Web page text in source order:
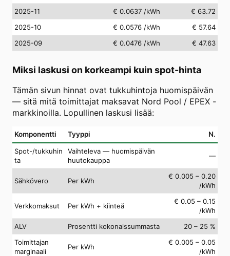
2025-11
€ 0.0637 /kWh
€ 63.72
2025-10
€ 0.0576 /kWh
€ 57.64
2025-09
€ 0.0476 /kWh € 47.63
Miksi laskusi on korkeampi kuin spot-hinta
Tämän sivun hinnat ovat tukkuhintoja huomispäivän
— sitä mitä toimittajat maksavat Nord Pool / EPEX -
markkinoilla. Lopullinen laskusi lisää:
Komponentti Tyyppi N.
Spot-/tukkuhin
ta
Vaihteleva — huomispäivän
huutokauppa
—
Sähkövero Per kWh
€ 0.005 – 0.20
/kWh
Verkkomaksut Per kWh + kiinteä
€ 0.05 – 0.15
/kWh
ALV
Prosentti kokonaissummasta
20 – 25 %
Toimittajan
marginaali
Per kWh
€ 0.005 – 0.05
/kWh